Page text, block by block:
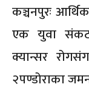
कञ्चनपुरः
एक युवा
क्यान्सर
२पण्डोराका